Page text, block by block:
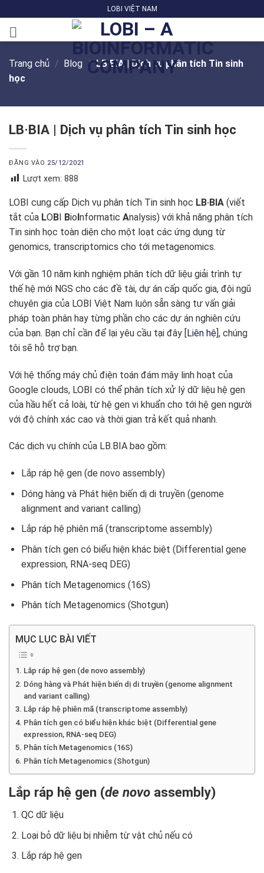
qua
nội
LOBI VIỆT NAM
Trang chủ / Blog / LB·BIA | Dịch vụ phân tích Tin sinh
học
LB·BIA | Dịch vụ phân tích Tin sinh học
ĐĂNG VÀO 25/12/2021
LOBI cung cấp Dịch vụ phân tích Tin sinh học LB·BIA (viết
tắt của LOBI BioInformatic Analysis) với khả năng phân tích
Tin sinh học toàn diện cho một loạt các ứng dụng từ
genomics, transcriptomics cho tới metagenomics.
Với gần 10 năm kinh nghiệm phân tích dữ liệu giải trình tự
thế hệ mới NGS cho các đề tài, dự án cấp quốc gia, đội ngũ
chuyên gia của LOBI Việt Nam luôn sẵn sàng tư vấn giải
pháp toàn phân hay từng phần cho các dự án nghiên cứu
của bạn. Bạn chỉ cần để lại yêu cầu tại đây [Liên hệ], chúng
tôi sẽ hỗ trợ bạn.
Với hệ thống máy chủ điện toán đám mây linh hoạt của
Google clouds, LOBI có thể phân tích xử lý dữ liệu hệ gen
của hầu hết cả loài, từ hệ gen vi khuẩn cho tới hệ gen người
với độ chính xác cao và thời gian trả kết quả nhanh.
Các dịch vụ chính của LB.BIA bao gồm:
Lắp ráp hệ gen (de novo assembly)
Dóng hàng và Phát hiện biến dị di truyền (genome
alignment and variant calling)
Lắp ráp hệ phiên mã (transcriptome assembly)
Phân tích gen có biểu hiện khác biệt (Differential gene
expression, RNA-seq DEG)
Phân tích Metagenomics (16S)
Phân tích Metagenomics (Shotgun)
MỤC LỤC BÀI VIẾT
Lắp ráp hệ gen (de novo assembly)
Dóng hàng và Phát hiện biến dị di truyền (genome alignment
and variant calling)
Lắp ráp hệ phiên mã (transcriptome assembly)
Phân tích gen có biểu hiện khác biệt (Differential gene
expression, RNA-seq DEG)
Phân tích Metagenomics (16S)
Phân tích Metagenomics (Shotgun)
Lắp ráp hệ gen (de novo assembly)
QC dữ liệu
Loại bỏ dữ liệu bị nhiễm từ vật chủ nếu có
Lắp ráp hệ gen
Lượt xem: 888